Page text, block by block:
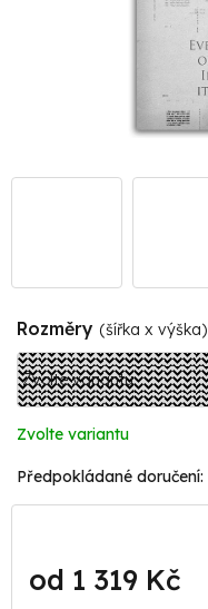
Rozměry (šířka x výška)
Zvolte variantu
od 1 319 Kč